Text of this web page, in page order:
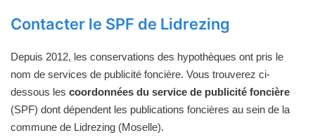
Contacter le SPF de Lidrezing
Depuis 2012, les conservations des hypothèques ont pris le
nom de services de publicité foncière. Vous trouverez ci-
dessous les coordonnées du service de publicité foncière
(SPF) dont dépendent les publications foncières au sein de la
commune de Lidrezing (Moselle).